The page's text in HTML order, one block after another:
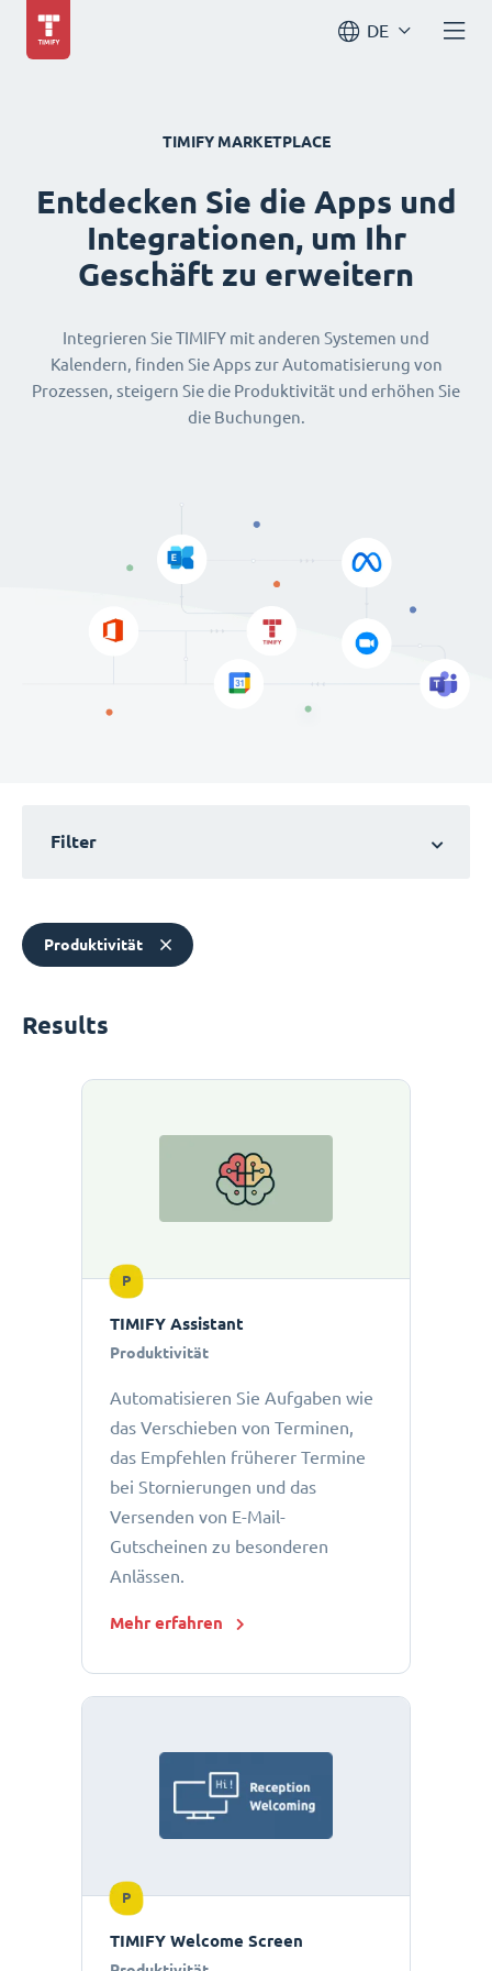
DE
TIMIFY MARKETPLACE
Entdecken Sie die Apps und
Integrationen, um Ihr
Geschäft zu erweitern
Integrieren Sie TIMIFY mit anderen Systemen und
Kalendern, finden Sie Apps zur Automatisierung von
Prozessen, steigern Sie die Produktivität und erhöhen Sie
die Buchungen.
Filter
Produktivität
Results
P
TIMIFY Assistant
Produktivität
Automatisieren Sie Aufgaben wie
das Verschieben von Terminen,
das Empfehlen früherer Termine
bei Stornierungen und das
Versenden von E-Mail-
Gutscheinen zu besonderen
Anlässen.
Mehr erfahren
P
TIMIFY Welcome Screen